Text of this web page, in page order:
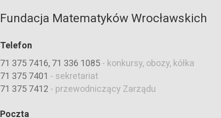
Fundacja Matematyków Wrocławskich
Telefon
71 375 7416, 71 336 1085 - konkursy, obozy, kółka
71 375 7401 - sekretariat
71 375 7412 - przewodniczący Zarządu
Poczta